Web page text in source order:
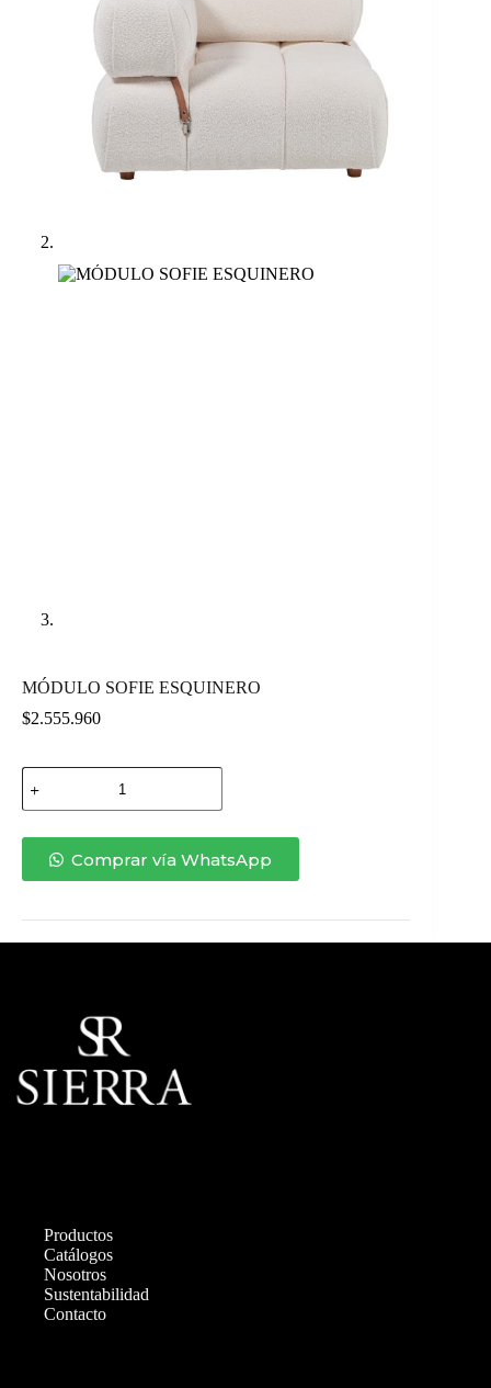
MÓDULO SOFIE ESQUINERO
$2.555.960
MÓDULO
SOFIE
ESQUINERO
Comprar vía WhatsApp
Productos
Catálogos
Nosotros
Sustentabilidad
Contacto